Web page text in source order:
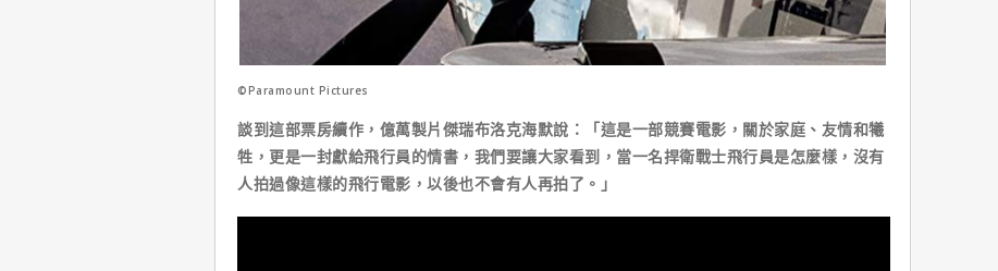
©Paramount Pictures
談到這部票房續作，億萬製片傑瑞布洛克海默說：「這是一部競賽電影，關於家庭、友情和犧
牲，更是一封獻給飛行員的情書，我們要讓大家看到，當一名捍衛戰士飛行員是怎麼樣，沒有
人拍過像這樣的飛行電影，以後也不會有人再拍了。」